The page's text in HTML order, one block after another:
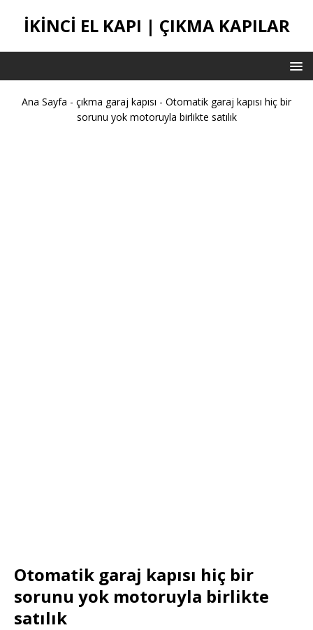
IKINCI EL KAPI | ÇIKMA KAPILAR
Ana Sayfa - çıkma garaj kapısı - Otomatik garaj kapısı hiç bir
sorunu yok motoruyla birlikte satılık
Otomatik garaj kapısı hiç bir
sorunu yok motoruyla birlikte
satılık